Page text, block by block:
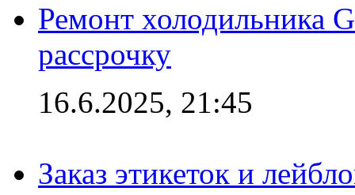
Ремонт холодильника
рассрочку
16.6.2025, 21:45
Заказ этикеток и